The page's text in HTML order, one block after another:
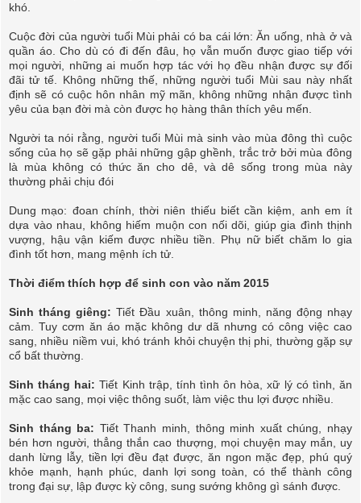
khó.
Cuộc đời của người tuổi Mùi phải có ba cái lớn: Ăn uống, nhà ở và
quần áo. Cho dù có đi đến đâu, họ vẫn muốn được giao tiếp với
mọi người, những ai muốn hợp tác với họ đều nhận được sự đối
đãi tử tế. Không những thế, những người tuổi Mùi sau này nhất
định sẽ có cuộc hôn nhân mỹ mãn, không những nhận được tình
yêu của bạn đời mà còn được họ hàng thân thích yêu mến.
Người ta nói rằng, người tuổi Mùi mà sinh vào mùa đông thì cuộc
sống của họ sẽ gặp phải những gập ghềnh, trắc trở bởi mùa đông
là mùa không có thức ăn cho dê, và dê sống trong mùa này
thường phải chịu đói
Dung mạo: đoan chính, thời niên thiếu biết cần kiệm, anh em ít
dựa vào nhau, không hiếm muộn con nối dõi, giúp gia đình thịnh
vượng, hậu vận kiếm được nhiều tiền. Phụ nữ biết chăm lo gia
đình tốt hơn, mang mệnh ích tử.
Thời điểm thích hợp để sinh con vào năm 2015
Sinh tháng giêng: Tiết Ðầu xuân, thông minh, năng động nhạy
cảm. Tuy cơm ăn áo mặc không dư dã nhưng có công việc cao
sang, nhiều niềm vui, khó tránh khỏi chuyện thị phi, thường gặp sự
cổ bất thường.
Sinh tháng hai: Tiết Kinh trập, tính tình ôn hòa, xữ lý có tình, ăn
mặc cao sang, mọi việc thông suốt, làm việc thu lợi được nhiều.
Sinh tháng ba: Tiết Thanh minh, thông minh xuất chúng, nhạy
bén hơn người, thẳng thắn cao thượng, mọi chuyện may mắn, uy
danh lừng lẫy, tiền lợi đều đạt được, ăn ngon mặc đẹp, phú quý
khỏe mạnh, hạnh phúc, danh lợi song toàn, có thể thành công
trong đại sự, lập được kỳ công, sung sướng không gì sánh được.